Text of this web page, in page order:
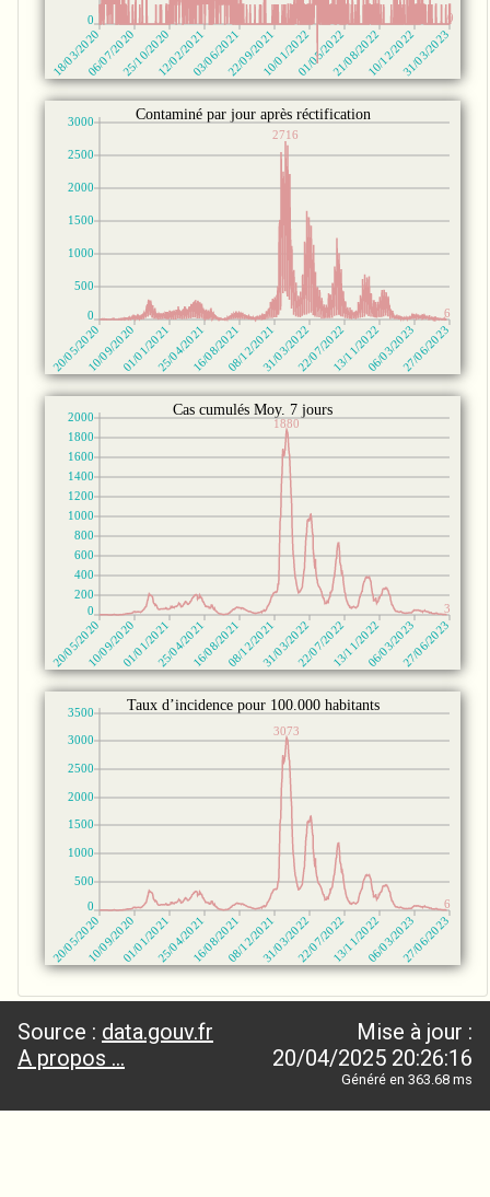
Source : data.gouv.fr
A propos ...
Mise à jour :
20/04/2025 20:26:16
Généré en 363.68 ms